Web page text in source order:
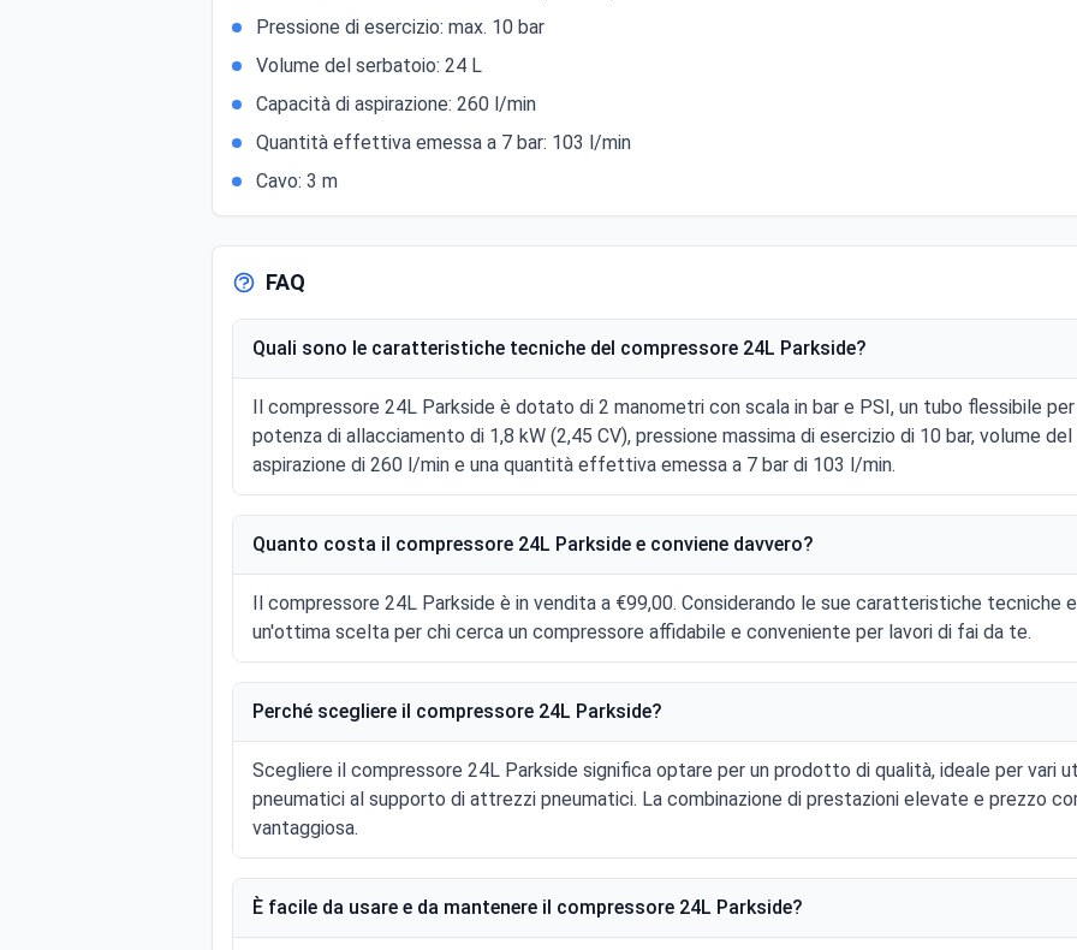
Pressione di esercizio: max. 10 bar
Volume del serbatoio: 24 L
Capacità di aspirazione: 260 l/min
Quantità effettiva emessa a 7 bar: 103 l/min
Cavo: 3 m
FAQ
Quali sono le caratteristiche tecniche del compressore 24L Parkside?
Il compressore 24L Parkside è dotato di 2 manometri con scala in bar e PSI, un tubo flessibile
potenza di allacciamento di 1,8 kW (2,45 CV), pressione massima di esercizio di 10 bar, volume
aspirazione di 260 l/min e una quantità effettiva emessa a 7 bar di 103 l/min.
Quanto costa il compressore 24L Parkside e conviene davvero?
Il compressore 24L Parkside è in vendita a €99,00. Considerando le sue caratteristiche tecniche
un'ottima scelta per chi cerca un compressore affidabile e conveniente per lavori di fai da te.
Perché scegliere il compressore 24L Parkside?
Scegliere il compressore 24L Parkside significa optare per un prodotto di qualità, ideale per vari
pneumatici al supporto di attrezzi pneumatici. La combinazione di prestazioni elevate e prezzo
vantaggiosa.
È facile da usare e da mantenere il compressore 24L Parkside?